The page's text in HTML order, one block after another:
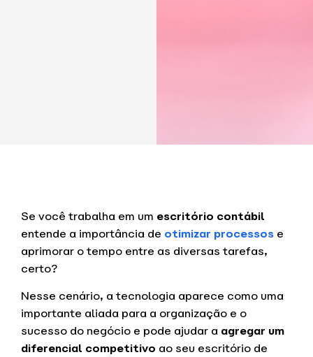
Se você trabalha em um escritório contábil
entende a importância de otimizar processos e
aprimorar o tempo entre as diversas tarefas,
certo?
Nesse cenário, a tecnologia aparece como uma
importante aliada para a organização e o
sucesso do negócio e pode ajudar a agregar um
diferencial competitivo ao seu escritório de